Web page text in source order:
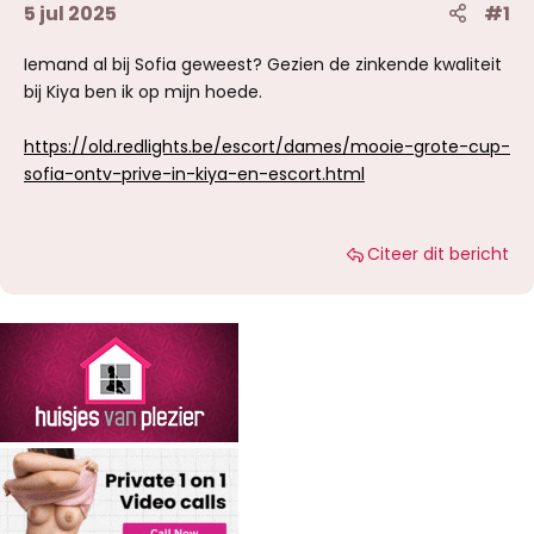
5 jul 2025 #1
Iemand al bij Sofia geweest? Gezien de zinkende kwaliteit
bij Kiya ben ik op mijn hoede.
https://old.redlights.be/escort/dames/mooie-grote-cup-
sofia-ontv-prive-in-kiya-en-escort.html
Citeer dit bericht